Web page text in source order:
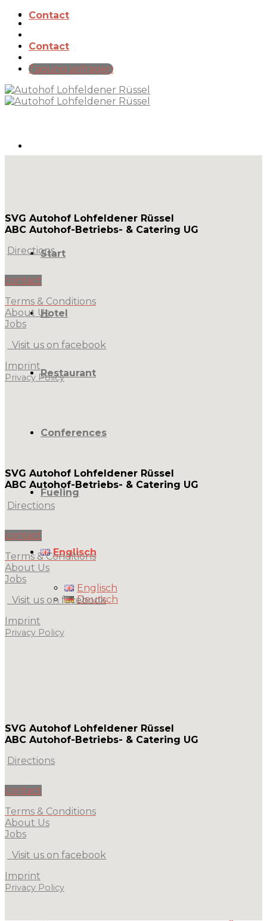
Skip
content
Contact
Contact
Tagung anfragen
Start
Hotel
Restaurant
Conferences
Fueling
Englisch
Englisch
Deutsch
SVG Autohof Lohfeldener Rüssel
ABC Autohof-Betriebs- & Catering UG
Directions
contact
Terms & Conditions
About Us
Jobs
Visit us on facebook
Imprint
Privacy Policy
SVG Autohof Lohfeldener Rüssel
ABC Autohof-Betriebs- & Catering UG
Directions
contact
Terms & Conditions
About Us
Jobs
Visit us on facebook
Imprint
Privacy Policy
SVG Autohof Lohfeldener Rüssel
ABC Autohof-Betriebs- & Catering UG
Directions
contact
Terms & Conditions
About Us
Jobs
Visit us on facebook
Imprint
Privacy Policy